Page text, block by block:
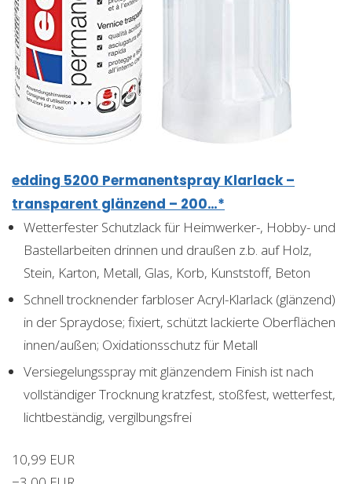
edding 5200 Permanentspray Klarlack –
transparent glänzend – 200…*
Wetterfester Schutzlack für Heimwerker-, Hobby- und
Bastellarbeiten drinnen und draußen z.b. auf Holz,
Stein, Karton, Metall, Glas, Korb, Kunststoff, Beton
Schnell trocknender farbloser Acryl-Klarlack (glänzend)
in der Spraydose; fixiert, schützt lackierte Oberflächen
innen/außen; Oxidationsschutz für Metall
Versiegelungsspray mit glänzendem Finish ist nach
vollständiger Trocknung kratzfest, stoßfest, wetterfest,
lichtbeständig, vergilbungsfrei
10,99 EUR